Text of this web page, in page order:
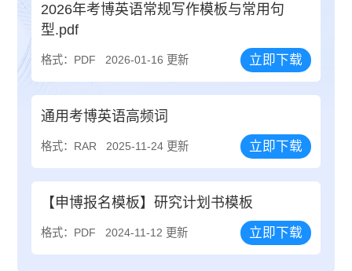
2026年考博英语常规写作模板与常用句
型.pdf
格式：PDF 2026-01-16 更新 立即下载
通用考博英语高频词
格式：RAR 2025-11-24 更新 立即下载
【申博报名模板】研究计划书模板
格式：PDF 2024-11-12 更新 立即下载